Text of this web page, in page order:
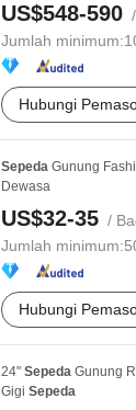
US$548-590
Jumlah minimum:
Hubungi
Sepeda Gunung
Dewasa
US$32-35 /
Jumlah minimum:
Hubungi
24" Sepeda Gunung
Gigi Sepeda